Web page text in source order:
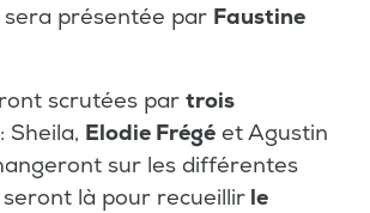
sera présentée par Faustine
scrutées par trois
: Sheila, Elodie Frégé et Agustin
sur les différentes
là pour recueillir le